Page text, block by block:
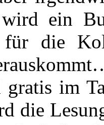
ein
die
im
die